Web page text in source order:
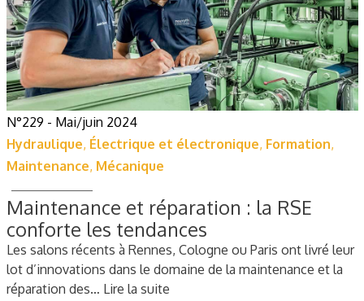
N°229 - Mai/juin 2024
Hydraulique, Électrique et électronique, Formation,
Maintenance, Mécanique
Maintenance et réparation : la RSE
conforte les tendances
Les salons récents à Rennes, Cologne ou Paris ont livré leur
lot d’innovations dans le domaine de la maintenance et la
réparation des… Lire la suite